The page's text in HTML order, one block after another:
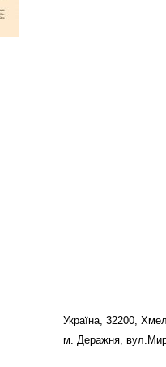
Україна, 32200,
м. Деражня,